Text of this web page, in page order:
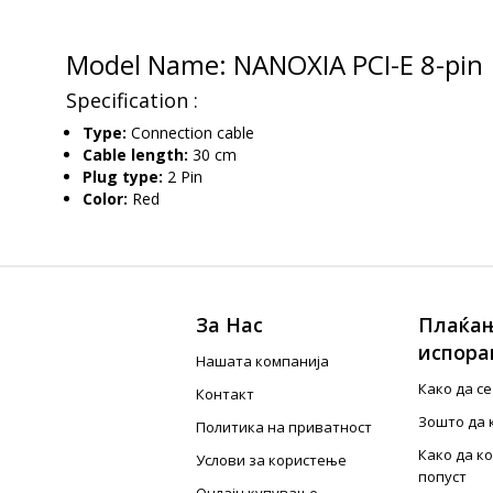
Model Name: NANOXIA PCI-E 8-pin
Specification :
Type: Connection cable
Cable length: 30 cm
Plug type: 2 Pin
Color: Red
За Нас
Нашата компанија
Контакт
Политика на приватност
Услови за користење
Како да
Зошто да
Како да
попуст